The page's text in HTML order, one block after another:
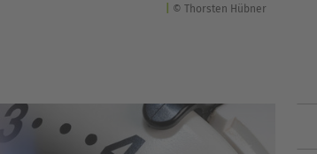
© Thorsten Hübner